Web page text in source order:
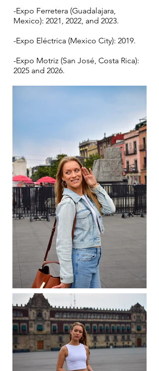
-Expo Ferretera (Guadalajara,
Mexico): 2021, 2022, and 2023.
-Expo Eléctrica (Mexico City): 2019.
-Expo Motriz (San José, Costa Rica):
2025 and 2026.